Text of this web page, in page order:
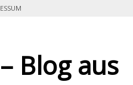
Blog aus